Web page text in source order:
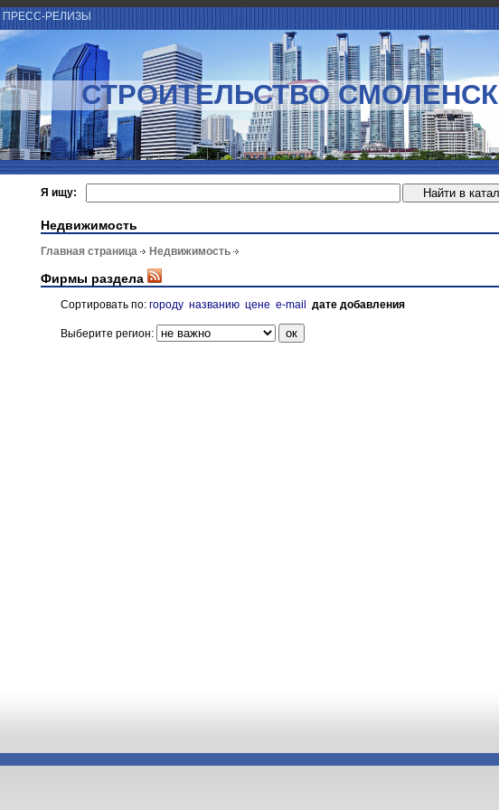
ПРЕСС-РЕЛИЗЫ
СТРОИТЕЛЬСТВО СМОЛЕНСК
Я ищу:
Недвижимость
Главная страница Недвижимость
Фирмы раздела
Сортировать по: городу названию цене e-mail дате добавления
Выберите регион: